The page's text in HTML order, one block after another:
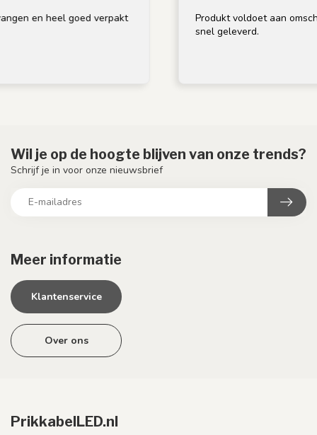
en heel goed verpakt
Produkt voldoet aan
snel geleverd.
Meer informatie
Klantenservice
Over ons
Wil je op de hoogte blijven van onze trends?
Schrijf je in voor onze nieuwsbrief
PrikkabelLED.nl